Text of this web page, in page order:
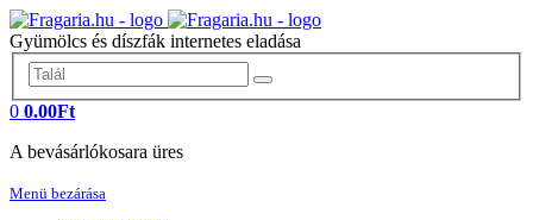
Gyümölcs és díszfák internetes eladása
0 0.00Ft
A bevásárlókosara üres
Menü bezárása